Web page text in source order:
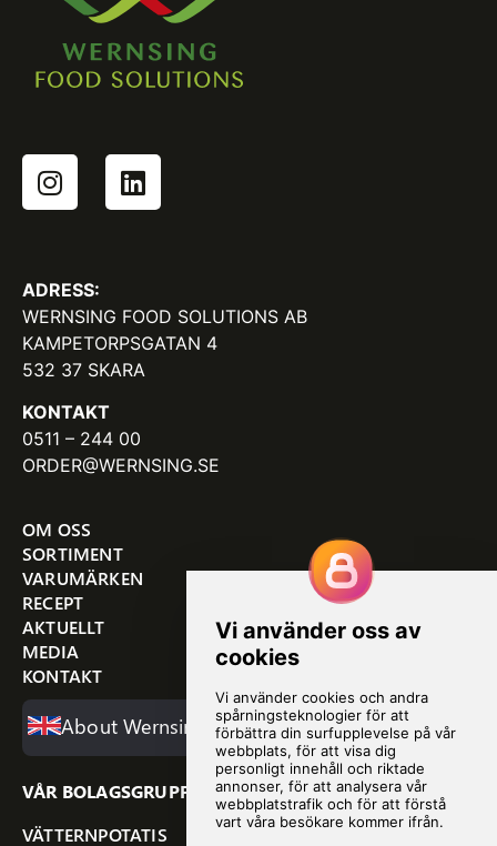
ADRESS:
WERNSING FOOD SOLUTIONS AB
KAMPETORPSGATAN 4
532 37 SKARA
KONTAKT
0511 – 244 00
ORDER@WERNSING.SE
OM OSS
SORTIMENT
VARUMÄRKEN
RECEPT
AKTUELLT
MEDIA
KONTAKT
About Wernsing
VÅR BOLAGSGRUPP
VÄTTERNPOTATIS